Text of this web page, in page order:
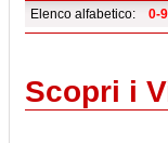
Elenco alfabetico: 0-9
Scopri i